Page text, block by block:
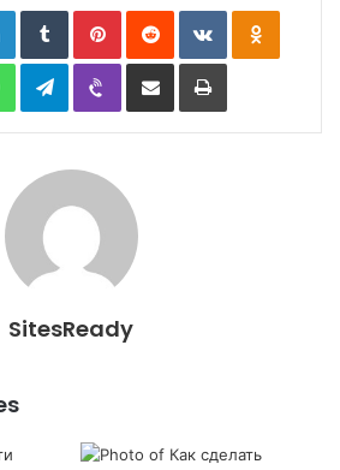
LinkedIn Tumblr Pinterest Reddit VKontakte
WhatsApp Telegram Viber Print
SitesReady